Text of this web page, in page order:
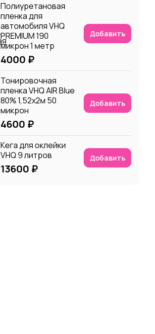
Полиуретановая
пленка для
автомобиля VHQ
PREMIUM 190
микрон 1 метр
4000 ₽
Добавить
Тонировочная
пленка VHQ AIR Blue
80% 1,52x2м 50
микрон
4600 ₽
Добавить
Кега для оклейки
VHQ 9 литров
13600 ₽
Добавить